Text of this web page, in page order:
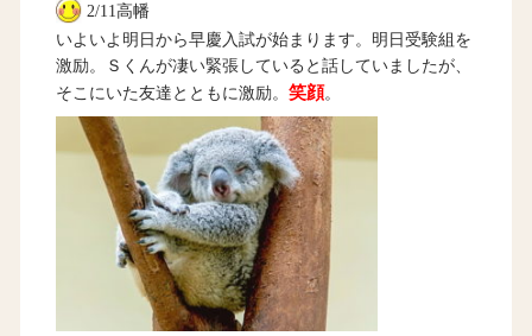
2/11高幡
いよいよ明日から早慶入試が始まります。明日受験組を
激励。Ｓくんが凄い緊張していると話していましたが、
そこにいた友達とともに激励。 笑顔。